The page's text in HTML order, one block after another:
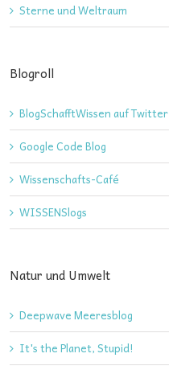
Sterne und Weltraum
Blogroll
BlogSchafftWissen auf Twitter
Google Code Blog
Wissenschafts-Café
WISSENSlogs
Natur und Umwelt
Deepwave Meeresblog
It's the Planet, Stupid!